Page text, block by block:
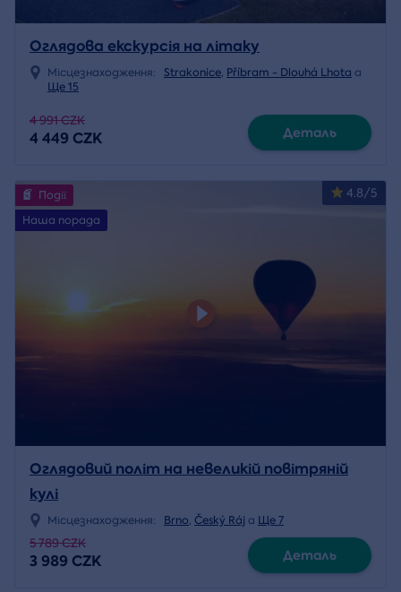
Оглядова екскурсія на літаку
Місцезнаходження: Strakonice, Příbram - Dlouhá Lhota a
Ще 15
4 991 CZK
4 449 CZK Деталь
4.8/5
Події
Наша порада
Оглядовий політ на невеликій повітряній
кулі
Місцезнаходження: Brno, Český Ráj a Ще 7
5 789 CZK
3 989 CZK Деталь